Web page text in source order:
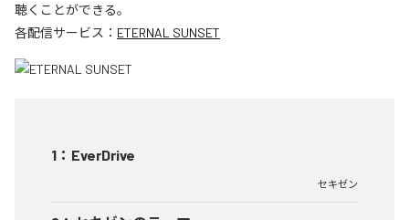
聴くことができる。
各配信サービス： ETERNAL SUNSET
1 ： EverDrive
セキゼン